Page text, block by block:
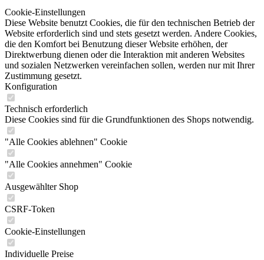
Cookie-Einstellungen
Diese Website benutzt Cookies, die für den technischen Betrieb der
Website erforderlich sind und stets gesetzt werden. Andere Cookies,
die den Komfort bei Benutzung dieser Website erhöhen, der
Direktwerbung dienen oder die Interaktion mit anderen Websites
und sozialen Netzwerken vereinfachen sollen, werden nur mit Ihrer
Zustimmung gesetzt.
Konfiguration
Technisch erforderlich
Diese Cookies sind für die Grundfunktionen des Shops notwendig.
"Alle Cookies ablehnen" Cookie
"Alle Cookies annehmen" Cookie
Ausgewählter Shop
CSRF-Token
Cookie-Einstellungen
Individuelle Preise